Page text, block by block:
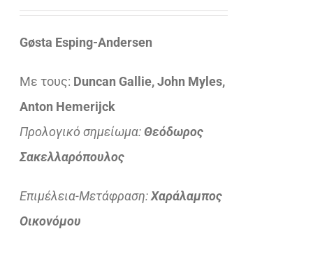
price
τρέχουσα
€16,96.
Gøsta Esping-Andersen
Με τους: Duncan Gallie, John Myles,
Anton Hemerijck
Προλογικό σημείωμα: Θεόδωρος
Σακελλαρόπουλος
Επιμέλεια-Μετάφραση:Χαράλαμπος
Οικονόμου